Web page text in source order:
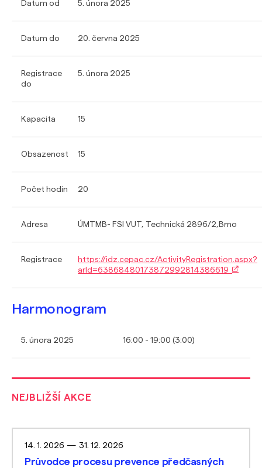
Datum od 5. února 2025
Datum do 20. června 2025
Registrace
do
5. února 2025
Kapacita 15
Obsazenost 15
Počet hodin 20
Adresa ÚMTMB- FSI VUT, Technická 2896/2,Brno
Registrace
https://idz.cepac.cz/ActivityRegistration.aspx?
arId=63868480173872992814386619
Harmonogram
5. února 2025 16:00 - 19:00 (3:00)
NEJBLIŽŠÍ AKCE
14. 1. 2026 — 31. 12. 2026
Průvodce procesu prevence předčasných